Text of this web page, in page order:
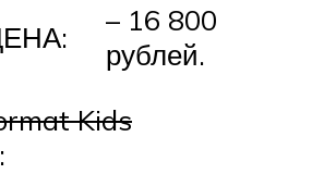
– 16 800
рублей.
Kids